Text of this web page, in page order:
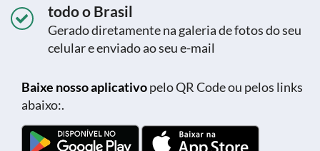
todo o Brasil
Gerado diretamente na galeria de fotos do seu
celular e enviado ao seu e-mail
Baixe nosso aplicativopelo QR Code ou pelos links
abaixo:.